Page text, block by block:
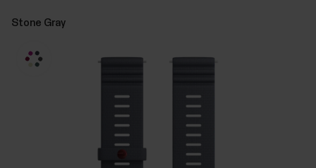
Stone Gray